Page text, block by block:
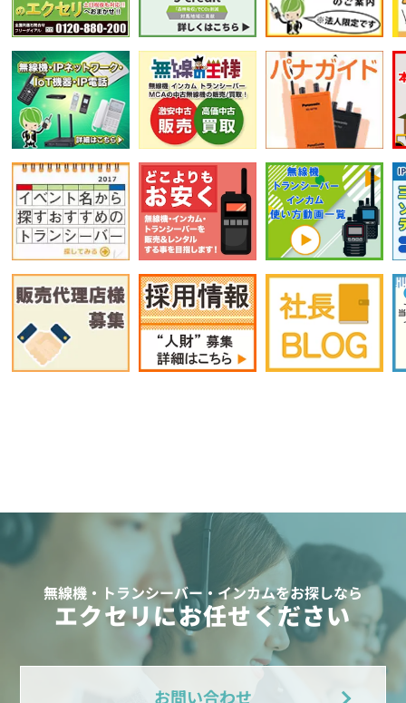
無線機・トランシーバー・インカムをお探しなら
エクセリにお任せください
お問い合わせ